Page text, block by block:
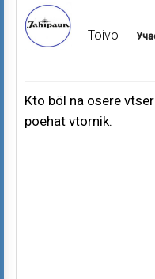
Toivo
Kto böl na osere
poehat vtornik.